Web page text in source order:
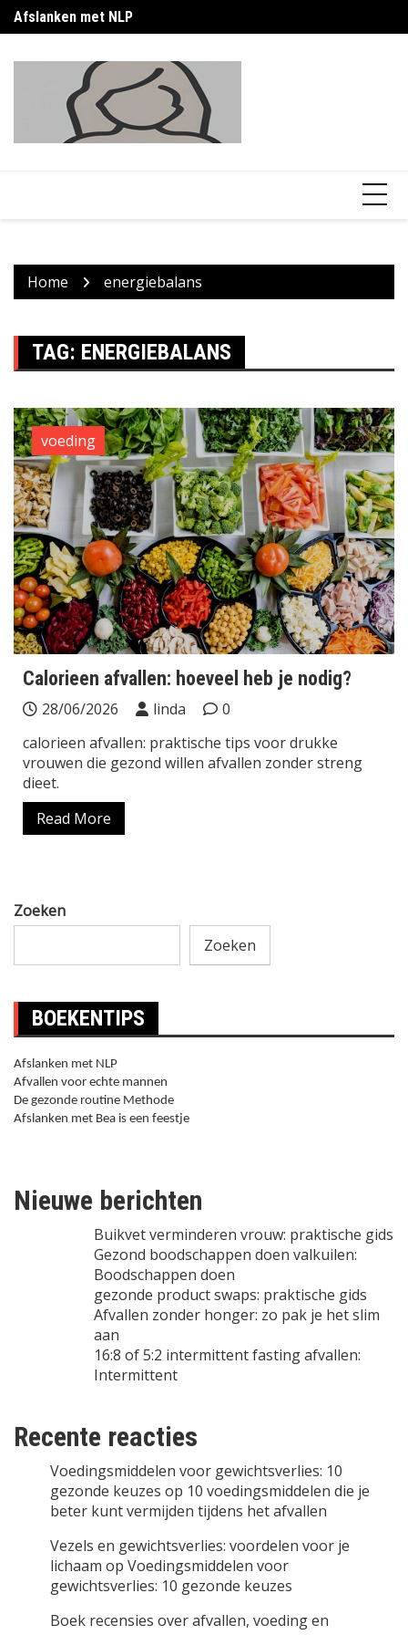
Skip
to
Afslanken met NLP
Home energiebalans
TAG: ENERGIEBALANS
voeding
Calorieen afvallen: hoeveel heb je nodig?
28/06/2026 linda
0
calorieen afvallen: praktische tips voor drukke
vrouwen die gezond willen afvallen zonder streng
dieet.
Read More
Zoeken
Zoeken
BOEKENTIPS
Afslanken met NLP
Afvallen voor echte mannen
De gezonde routine Methode
Afslanken met Bea is een feestje
Nieuwe berichten
Buikvet verminderen vrouw: praktische gids
Gezond boodschappen doen valkuilen:
Boodschappen doen
gezonde product swaps: praktische gids
Afvallen zonder honger: zo pak je het slim
aan
16:8 of 5:2 intermittent fasting afvallen:
Intermittent
Recente reacties
Voedingsmiddelen voor gewichtsverlies: 10
gezonde keuzes op 10 voedingsmiddelen die je
beter kunt vermijden tijdens het afvallen
Vezels en gewichtsverlies: voordelen voor je
lichaam op Voedingsmiddelen voor
gewichtsverlies: 10 gezonde keuzes
Boek recensies over afvallen, voeding en